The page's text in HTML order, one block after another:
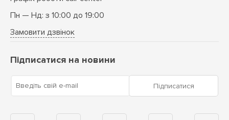
Пн — Нд: з 10:00 до 19:00
Замовити дзвінок
Підписатися на новини
Введіть свій e-mail Підписатися